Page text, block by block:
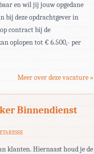
en wil jij jouw opgedane
bij deze opdrachtgever in
contract bij de
oplopen tot € 6.500,- per
Meer over deze vacature »
Binnendienst
klanten. Hiernaast houd je de